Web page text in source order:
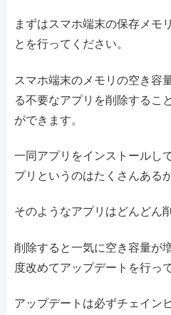
まずはスマホ端末の保存メモ
とを行ってください。
スマホ端末のメモリの空き容
る不要なアプリを削除するこ
ができます。
一同アプリをインストールし
プリというのはたくさんある
そのようなアプリはどんどん
削除すると一気に空き容量が
度改めてアップデートを行っ
アップデートは必ずチェイン